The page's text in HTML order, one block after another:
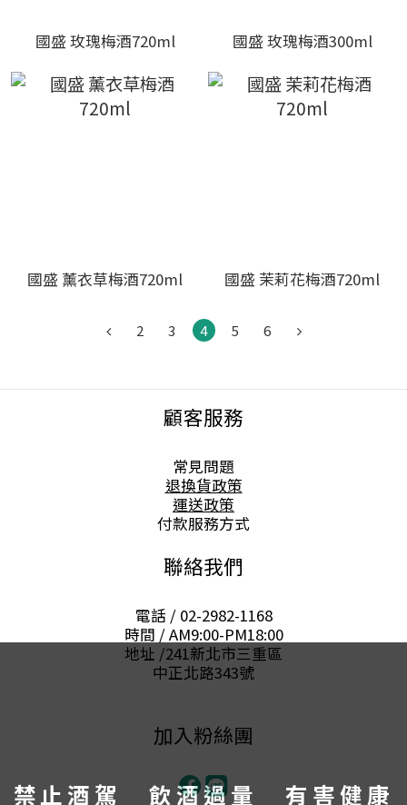
國盛 玫瑰梅酒720ml 國盛 玫瑰梅酒300ml
國盛 薰衣草梅酒720ml 國盛 茉莉花梅酒720ml
2 3 4 5 6
顧客服務
常見問題
退換貨政策
運送政策
付款服務方式
聯絡我們
電話 / 02-2982-1168
時間 / AM9:00-PM18:00
地址 /241新北市三重區
中正北路343號
禁止酒駕 飲酒過量 有害健康
加入粉絲團